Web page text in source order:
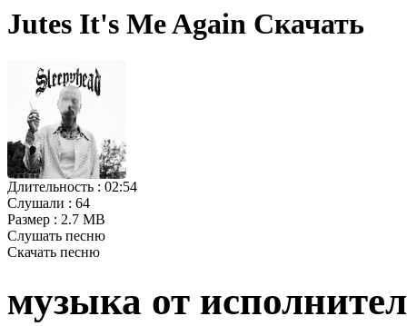
Jutes It's Me Again Скачать
Длительность : 02:54
Слушали : 64
Размер : 2.7 MB
Слушать песню
Скачать песню
музыка от